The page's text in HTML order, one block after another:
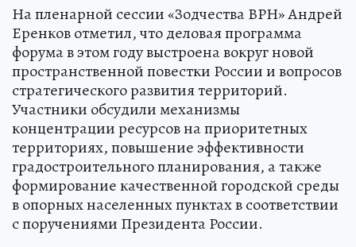
На пленарной сессии «Зодчества ВРН» Андрей
Еренков отметил, что деловая программа
форума в этом году выстроена вокруг новой
пространственной повестки России и вопросов
стратегического развития территорий.
Участники обсудили механизмы
концентрации ресурсов на приоритетных
территориях, повышение эффективности
градостроительного планирования, а также
формирование качественной городской среды
в опорных населенных пунктах в соответствии
с поручениями Президента России.